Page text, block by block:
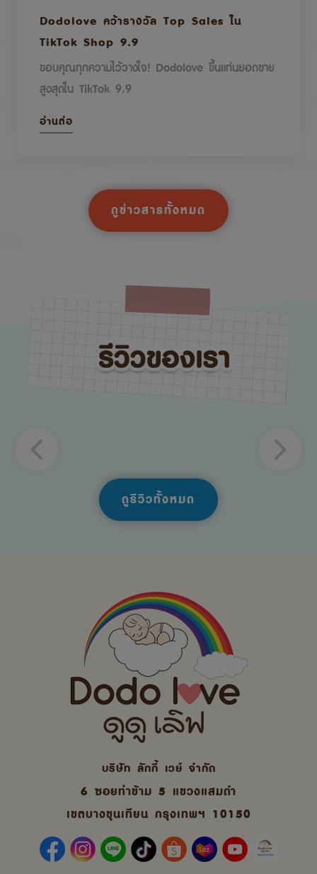
Dodolove คว้ารางวัล Top Sales ใน
TikTok Shop 9.9
ขอบคุณทุกความไว้วางใจ! Dodolove ขึ้นแท่นยอดขาย
สูงสุดใน TikTok 9.9
อ่านต่อ
ดูข่าวสารทั้งหมด
ดูรีวิวทั้งหมด
บริษัท ลักกี้ เวย์ จํากัด
6 ซอยท่าข้าม 5 แขวงแสมดำ
เขตบางขุนเทียน กรุงเทพฯ 10150